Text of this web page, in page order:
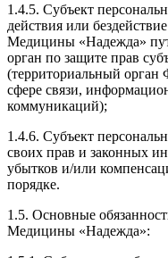
1.4.5. Субъект
действия или
Медицины «Надежда»
орган по защите прав
(территориальный орган
сфере связи,
коммуникаций);
1.4.6. Субъект
своих прав и законных
убытков и/или
порядке.
1.5. Основные
Медицины «Надежда»: